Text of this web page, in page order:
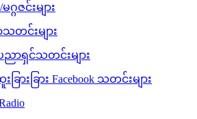
ဂ္ဂဇင်းများ
တင်းများ
ာရှင်သတင်းများ
ြားခြား Facebook သတင်းများ